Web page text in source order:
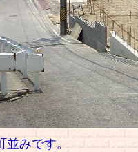
並みです。